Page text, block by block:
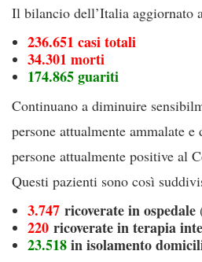
Il bilancio dell’Italia aggiornato
236.651 casi totali
34.301 morti
174.865 guariti
Continuano a diminuire
persone attualmente ammalate
persone attualmente positive al
Questi pazienti sono così
3.747 ricoverate in ospedale
220 ricoverate in terapia
23.518in isolamento